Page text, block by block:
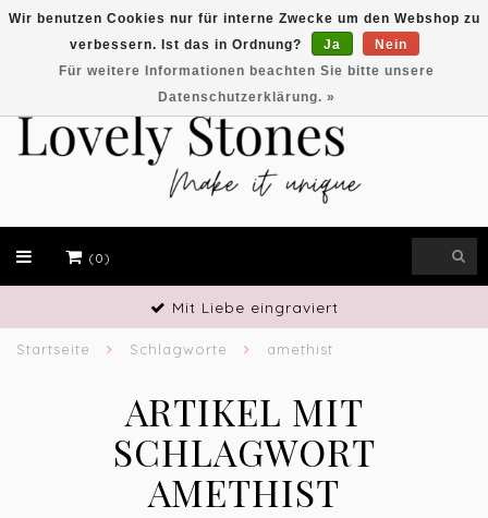
EUR
(0)
Mit Liebe eingraviert
Startseite Schlagworte amethist
ARTIKEL MIT
SCHLAGWORT
AMETHIST
Wir benutzen Cookies nur für interne Zwecke um den Webshop zu
verbessern. Ist das in Ordnung?
Ja
Nein
Für weitere Informationen beachten Sie bitte unsere
Datenschutzerklärung. »